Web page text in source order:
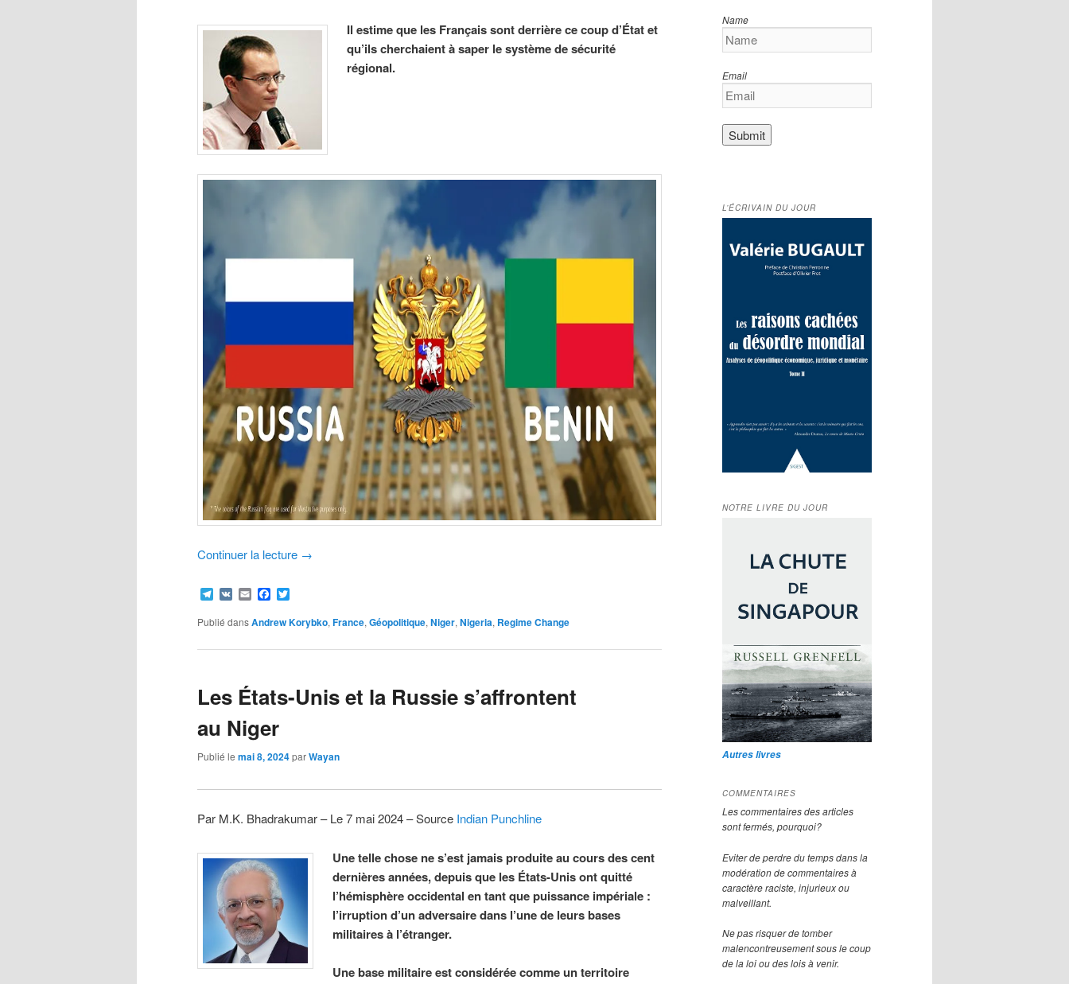
Il estime que les Français sont derrière ce coup d’État et
qu’ils cherchaient à saper le système de sécurité
régional.
Continuer la lecture →
Telegram
VK EmailFacebook
Publié dansAndrew Korybko,France,Géopolitique,Niger,Nigeria, Regime Change
Les États-Unis et la Russie s’affrontent
au Niger
Publié le mai 8, 2024parWayan
Par M.K. Bhadrakumar – Le 7 mai 2024 – Source Indian Punchline
Une telle chose ne s’est jamais produite au cours des cent
dernières années, depuis que les États-Unis ont quitté
l’hémisphère occidental en tant que puissance impériale :
l’irruption d’un adversaire dans l’une de leurs bases
militaires à l’étranger.
Une base militaire est considérée comme un territoire
Name
Email
L’ÉCRIVAIN DU JOUR
NOTRE LIVRE DU JOUR
Autres livres
COMMENTAIRES
Les commentaires des articles
sont fermés, pourquoi?
Eviter de perdre du temps dans la
modération de commentaires à
caractère raciste, injurieux ou
malveillant.
Ne pas risquer de tomber
malencontreusement sous le coup
de la loi ou des lois à venir.